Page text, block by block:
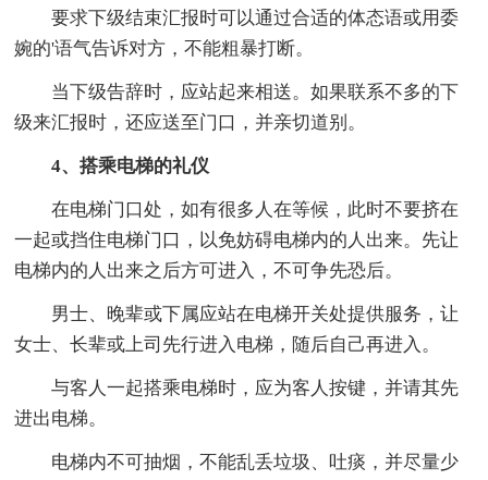
要求下级结束汇报时可以通过合适的体态语或用委
婉的'语气告诉对方，不能粗暴打断。
当下级告辞时，应站起来相送。如果联系不多的下
级来汇报时，还应送至门口，并亲切道别。
4、搭乘电梯的礼仪
在电梯门口处，如有很多人在等候，此时不要挤在
一起或挡住电梯门口，以免妨碍电梯内的人出来。先让
电梯内的人出来之后方可进入，不可争先恐后。
男士、晚辈或下属应站在电梯开关处提供服务，让
女士、长辈或上司先行进入电梯，随后自己再进入。
与客人一起搭乘电梯时，应为客人按键，并请其先
进出电梯。
电梯内不可抽烟，不能乱丢垃圾、吐痰，并尽量少